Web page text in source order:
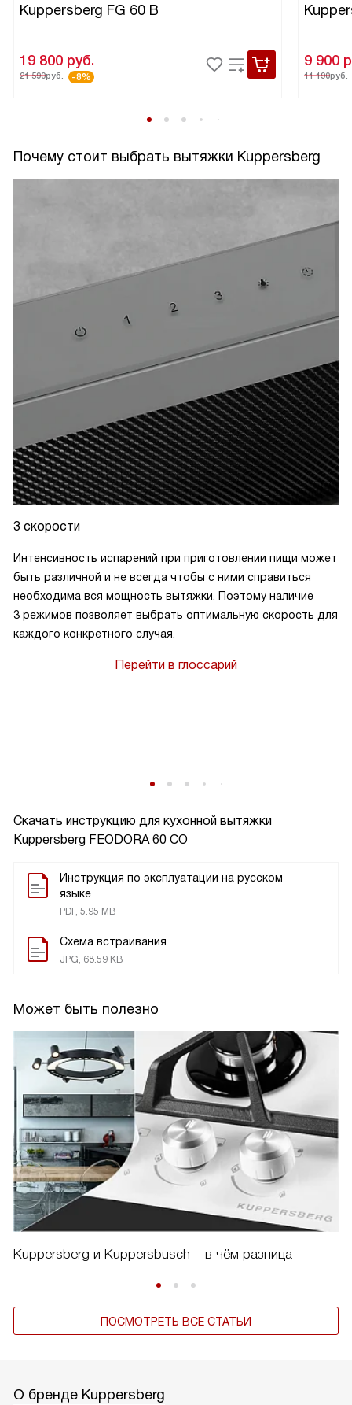
Скачать инструкцию для кухонной вытяжки
Kuppersberg FEODORA 60 CO
Инструкция по эксплуатации на русском
языке
PDF, 5.95 MB
Схема встраивания
JPG, 68.59 KB
Может быть полезно
Kuppersberg и Kuppersbusch – в чём разница
ПОСМОТРЕТЬ ВСЕ СТАТЬИ
Kuppersberg FG 60 B
19 800 руб.
21 590руб. -8%
9 900
11 190руб.
Почему стоит выбрать вытяжки Kuppersberg
3 скорости
Интенсивность испарений при приготовлении пищи может
быть различной и не всегда чтобы с ними справиться
необходима вся мощность вытяжки. Поэтому наличие
3 режимов позволяет выбрать оптимальную скорость для
каждого конкретного случая.
Перейти в глоссарий
О бренде Kuppersberg